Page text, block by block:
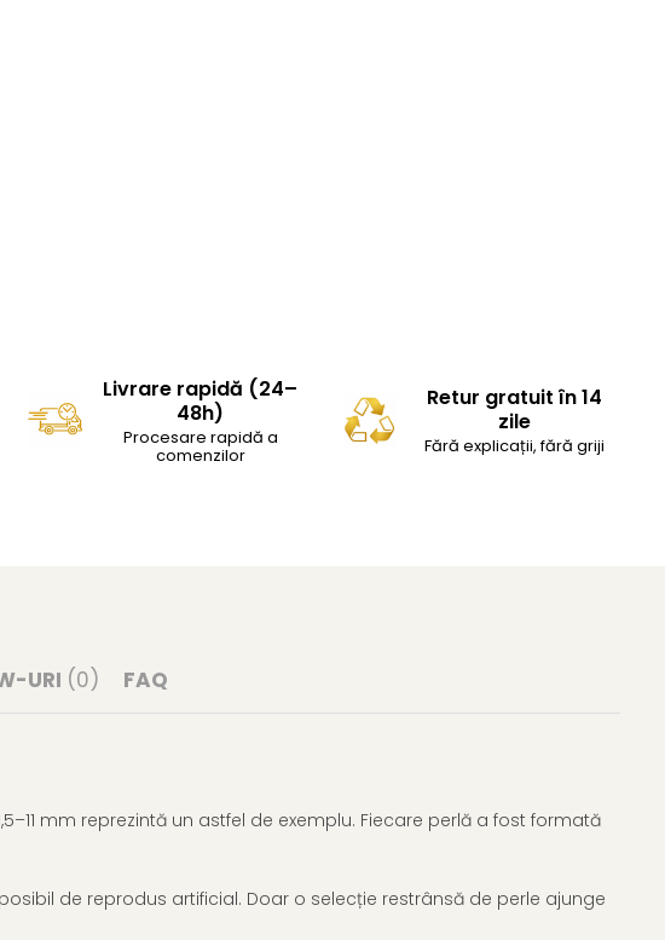
Livrare rapidă (24–
48h)
Procesare rapidă a
comenzilor
Retur gratuit în 14
zile
Fără explicații, fără griji
URI (0) FAQ
mm reprezintă un astfel de exemplu. Fiecare perlă a fost formată
de reprodus artificial. Doar o selecție restrânsă de perle ajunge